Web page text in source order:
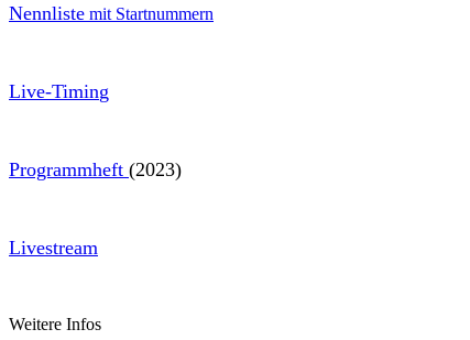
Nennliste mit Startnummern
Live-Timing
Programmheft (2023)
Livestream
Weitere Infos